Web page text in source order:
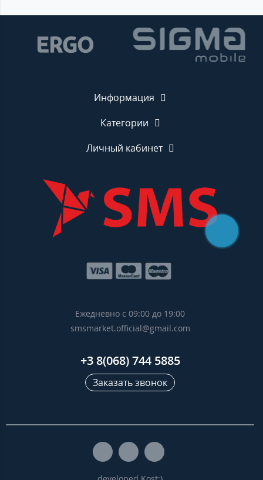
Информация
Категории
Личный кабинет
Ежедневно с 09:00 до 19:00
smsmarket.official@gmail.com
+3 8(068) 744 5885
Заказать звонок